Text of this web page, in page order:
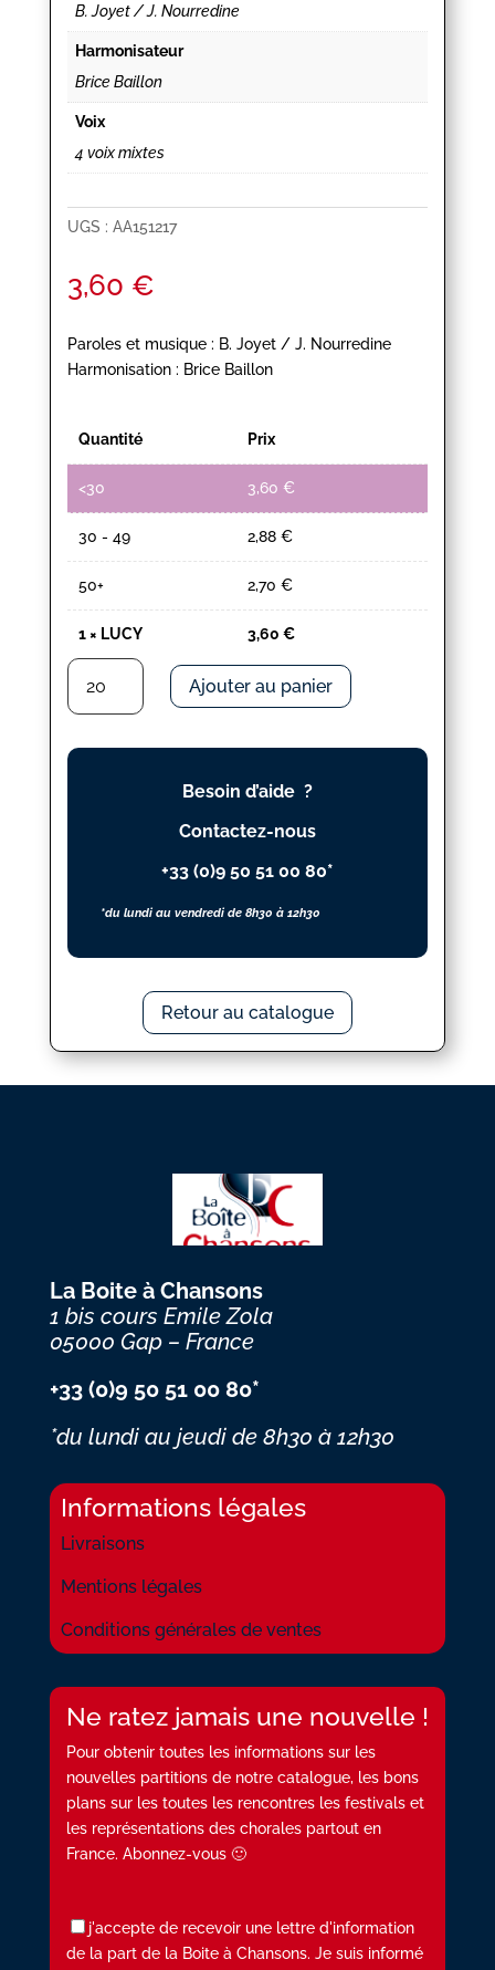
B. Joyet / J. Nourredine
Harmonisateur
Brice Baillon
Voix
4 voix mixtes
UGS : AA151217
3,60 €
Paroles et musique : B. Joyet / J. Nourredine
Harmonisation : Brice Baillon
Quantité Prix
<30 3,60 €
30 - 49 2,88 €
50+ 2,70 €
1× LUCY 3,60 €
quantité
LUCY
Ajouter au panier
Besoin d’aide ?
Contactez-nous
+33 (0)9 50 51 00 80*
*du lundi au vendredi de 8h30 à 12h30
Retour au catalogue
La Boite à Chansons
1 bis cours Emile Zola
05000 Gap – France
+33 (0)9 50 51 00 80*
*du lundi au jeudi de 8h30 à 12h30
Informations légales
Livraisons
Mentions légales
Conditions générales de ventes
Ne ratez jamais une nouvelle !
Pour obtenir toutes les informations sur les
nouvelles partitions de notre catalogue, les bons
plans sur les toutes les rencontres les festivals et
les représentations des chorales partout en
France. Abonnez-vous 🙂
j'accepte de recevoir une lettre d'information
de la part de la Boite à Chansons. Je suis informé